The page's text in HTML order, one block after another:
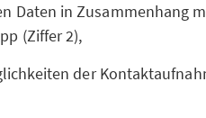
Daten in Zusammenhang
(Ziffer 2),
der